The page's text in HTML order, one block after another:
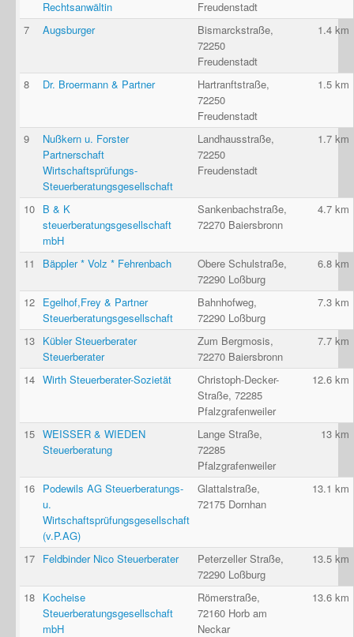
Rechtsanwältin
Freudenstadt
7
Augsburger
Bismarckstraße,
72250
Freudenstadt
1.4 km
8 Dr. Broermann & Partner
Hartranftstraße,
72250
Freudenstadt
1.5 km
9
Nußkern u. Forster
Partnerschaft
Wirtschaftsprüfungs-
Steuerberatungsgesellschaft
Landhausstraße,
72250
Freudenstadt
1.7 km
10 B & K
steuerberatungsgesellschaft
mbH
Sankenbachstraße,
72270 Baiersbronn
4.7 km
11 Bäppler * Volz * Fehrenbach
Obere Schulstraße,
72290 Loßburg
6.8 km
12 Egelhof,Frey & Partner
Steuerberatungsgesellschaft
Bahnhofweg,
72290 Loßburg
7.3 km
13 Kübler Steuerberater
Steuerberater
Zum Bergmosis,
72270 Baiersbronn
7.7 km
14 Wirth Steuerberater-Sozietät
Christoph-Decker-
Straße, 72285
Pfalzgrafenweiler
12.6 km
15 WEISSER & WIEDEN
Steuerberatung
Lange Straße,
72285
Pfalzgrafenweiler
13 km
16 Podewils AG Steuerberatungs-
u.
Wirtschaftsprüfungsgesellschaft
(v.P.AG)
Glattalstraße,
72175 Dornhan
13.1 km
17 Feldbinder Nico Steuerberater
Peterzeller Straße,
72290 Loßburg
13.5 km
18 Kocheise
Steuerberatungsgesellschaft
mbH
Römerstraße,
72160 Horb am
Neckar
13.6 km